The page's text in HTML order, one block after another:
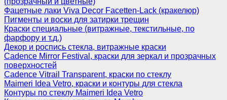
Фацетные лаки Viva Decor Facetten-Lack (кракелюр)
Пигменты и воски для затирки трещин
Краски специальные (витражные, текстильные, по
фарфору и т.д.)
Декор и роспись стекла, витражные краски
Cadence Mirror Festival, краски для зеркал и прозрачных
поверхностей
Cadence Vitrail Transparent, краски по стеклу
Maimeri Idea Vetro, краски и контуры для стекла
Контуры по стеклу Maimeri Idea Vetro